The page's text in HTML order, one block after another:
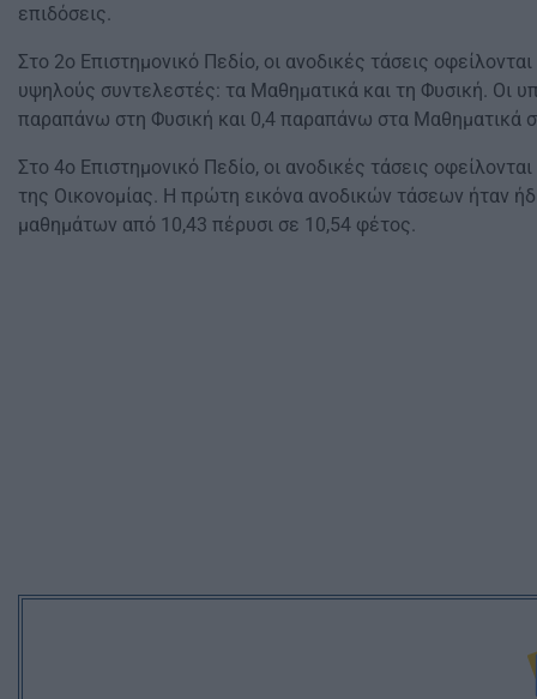
επιδόσεις.
Στο 2ο Επιστημονικό Πεδίο, οι ανοδικές τάσεις
υψηλούς συντελεστές: τα Μαθηματικά και τη Φυσική. Οι
παραπάνω στη Φυσική και 0,4 παραπάνω στα Μαθηματικά
Στο 4ο Επιστημονικό Πεδίο, οι ανοδικές τάσεις
της Οικονομίας. Η πρώτη εικόνα ανοδικών τάσεων ήταν
μαθημάτων από 10,43 πέρυσι σε 10,54 φέτος.